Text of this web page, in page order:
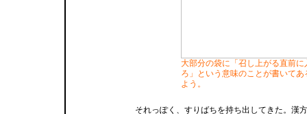
大部分の袋に「召し上がる直前に
ろ」という意味のことが書いてあ
よう。
それっぽく、すりばちを持ち出してきた。漢